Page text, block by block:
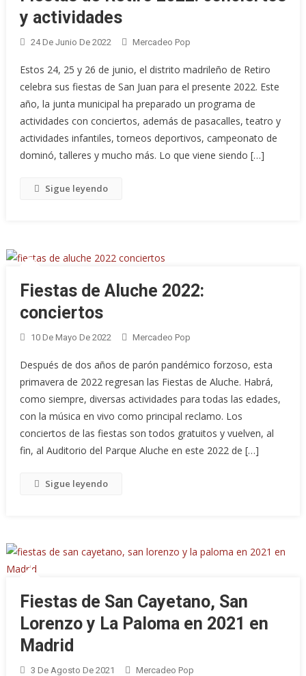
y actividades
24 De Junio De 2022 Mercadeo Pop
Estos 24, 25 y 26 de junio, el distrito madrileño de Retiro
celebra sus fiestas de San Juan para el presente 2022. Este
año, la junta municipal ha preparado un programa de
actividades con conciertos, además de pasacalles, teatro y
actividades infantiles, torneos deportivos, campeonato de
dominó, talleres y mucho más. Lo que viene siendo […]
Sigue leyendo
Fiestas de Aluche 2022:
conciertos
10 De Mayo De 2022 Mercadeo Pop
Después de dos años de parón pandémico forzoso, esta
primavera de 2022 regresan las Fiestas de Aluche. Habrá,
como siempre, diversas actividades para todas las edades,
con la música en vivo como principal reclamo. Los
conciertos de las fiestas son todos gratuitos y vuelven, al
fin, al Auditorio del Parque Aluche en este 2022 de […]
Sigue leyendo
Fiestas de San Cayetano, San
Lorenzo y La Paloma en 2021 en
Madrid
3 De Agosto De 2021 Mercadeo Pop